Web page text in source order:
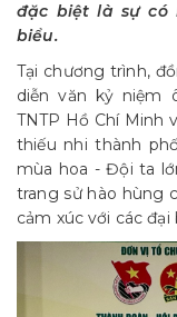
đặc biệt là sự có
biểu.
Tại chương trình,
diễn văn kỷ niệm
TNTP Hồ Chí Minh
thiếu nhi thành
mùa hoa - Đội ta
trang sử hào hùng
cảm xúc với các